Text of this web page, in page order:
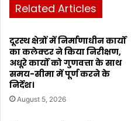
Related Articles
दूरस्थ क्षेत्रों में निर्माणाधीन कार्यों
का कलेक्टर ने किया निरीक्षण,
अधूरे कार्यो को गुणवत्ता के साथ
समय-सीमा में पूर्ण करने के
निर्देश।
August 5, 2026